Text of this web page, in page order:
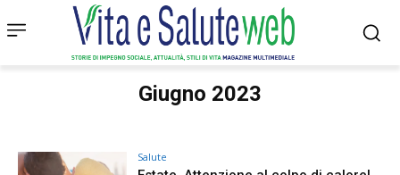
Giugno 2023
Salute